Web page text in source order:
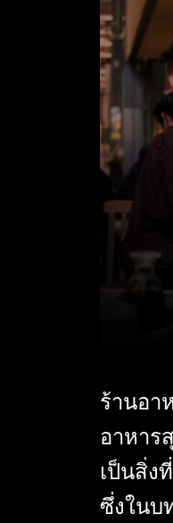
ร้านอา
อาหาร
เป็นสิ่ง
ซึ่งในบ